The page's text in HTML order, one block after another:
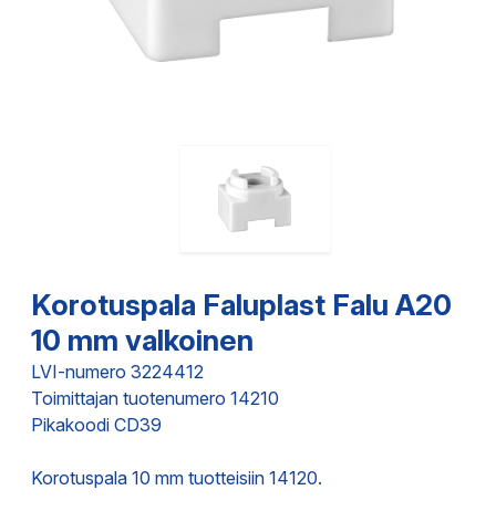
Korotuspala Faluplast Falu A20
10 mm valkoinen
LVI-numero 3224412
Toimittajan tuotenumero 14210
Pikakoodi CD39
Korotuspala 10 mm tuotteisiin 14120.